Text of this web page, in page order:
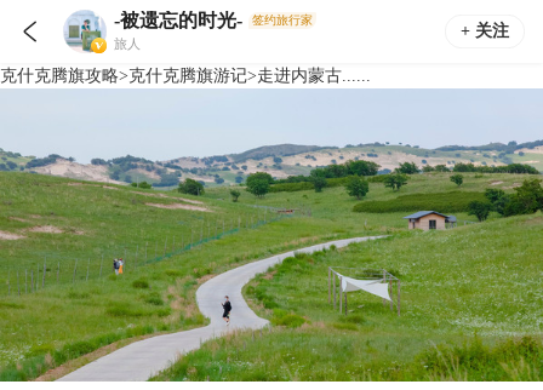
 -被遗忘的时光- 签约旅行家
旅人
+ 关注
克什克腾旗攻略>克什克腾旗游记>走进内蒙古......